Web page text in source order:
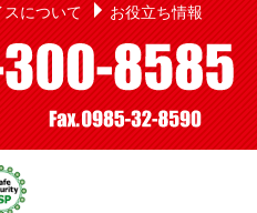
スについて お役立ち情報